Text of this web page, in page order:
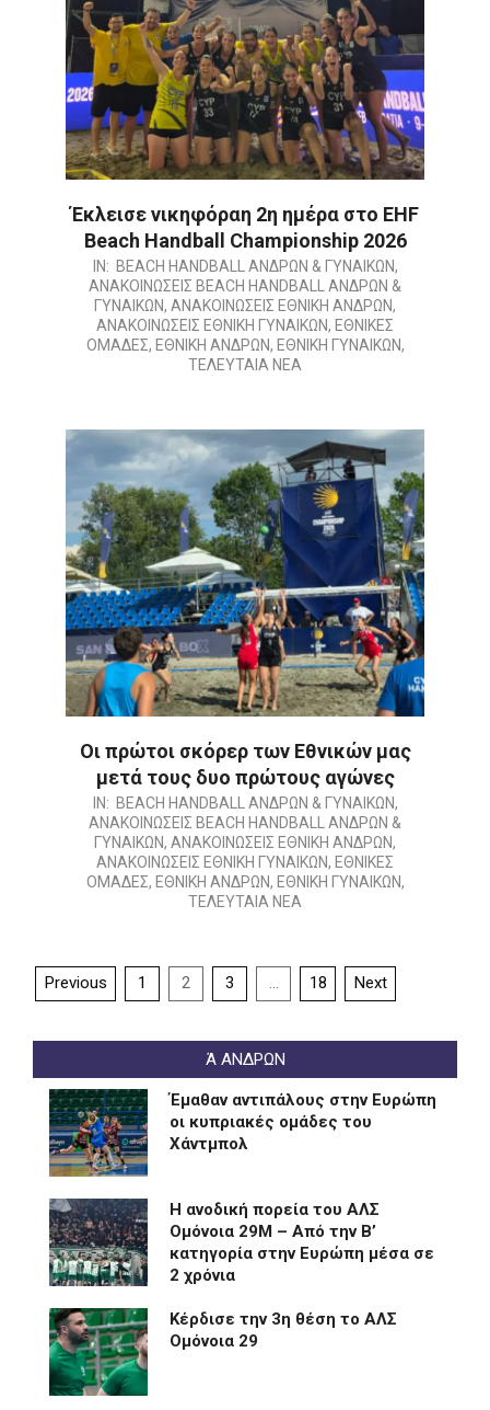
Έκλεισε νικηφόραη 2η ημέρα στο EHF
Beach Handball Championship 2026
2026-IN: BEACH HANDBALL ΑΝΔΡΩΝ & ΓΥΝΑΙΚΩΝ,
ΑΝΑΚΟΙΝΩΣΕΙΣ BEACH HANDBALL ΑΝΔΡΩΝ &
ΓΥΝΑΙΚΩΝ, ΑΝΑΚΟΙΝΩΣΕΙΣ ΕΘΝΙΚΗ ΑΝΔΡΩΝ,
ΑΝΑΚΟΙΝΩΣΕΙΣ ΕΘΝΙΚΗ ΓΥΝΑΙΚΩΝ, ΕΘΝΙΚΕΣ
ΟΜΑΔΕΣ, ΕΘΝΙΚΗ ΑΝΔΡΩΝ, ΕΘΝΙΚΗ ΓΥΝΑΙΚΩΝ,
ΤΕΛΕΥΤΑΙΑ ΝΕΑ
Οι πρώτοι σκόρερ των Εθνικών μας
μετά τους δυο πρώτους αγώνες
2026-IN: BEACH HANDBALL ΑΝΔΡΩΝ & ΓΥΝΑΙΚΩΝ,
ΑΝΑΚΟΙΝΩΣΕΙΣ BEACH HANDBALL ΑΝΔΡΩΝ &
ΓΥΝΑΙΚΩΝ, ΑΝΑΚΟΙΝΩΣΕΙΣ ΕΘΝΙΚΗ ΑΝΔΡΩΝ,
ΑΝΑΚΟΙΝΩΣΕΙΣ ΕΘΝΙΚΗ ΓΥΝΑΙΚΩΝ, ΕΘΝΙΚΕΣ
ΟΜΑΔΕΣ, ΕΘΝΙΚΗ ΑΝΔΡΩΝ, ΕΘΝΙΚΗ ΓΥΝΑΙΚΩΝ,
ΤΕΛΕΥΤΑΙΑ ΝΕΑ
Posts
Previous 1 2 3 … 18 Next
Ά ΑΝΔΡΩΝ
Έμαθαν αντιπάλους στην Ευρώπη
οι κυπριακές ομάδες του
Χάντμπολ
Η ανοδική πορεία του ΑΛΣ
Ομόνοια 29Μ – Από την Β’
κατηγορία στην Ευρώπη μέσα σε
2 χρόνια
Kέρδισε την 3η θέση το ΑΛΣ
Ομόνοια 29